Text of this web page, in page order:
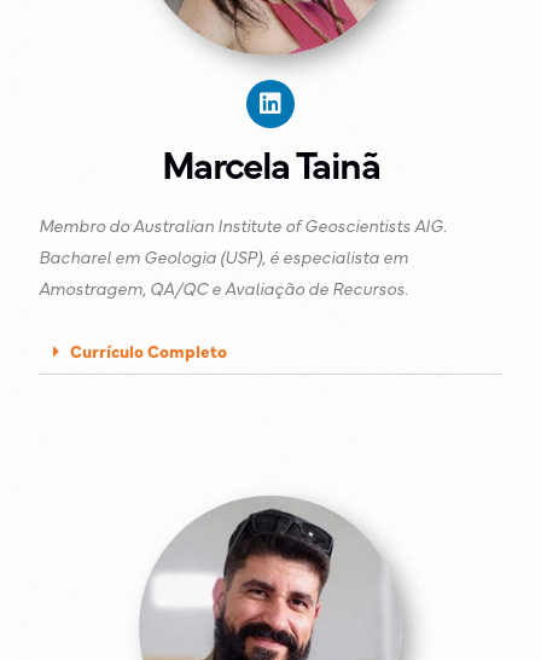
Marcela Tainã
Membro do Australian Institute of Geoscientists AIG.
Bacharel em Geologia (USP), é especialista em
Amostragem, QA/QC e Avaliação de Recursos.
Currículo Completo